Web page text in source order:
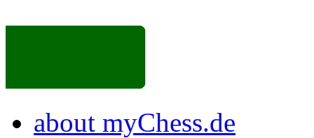
about myChess.de